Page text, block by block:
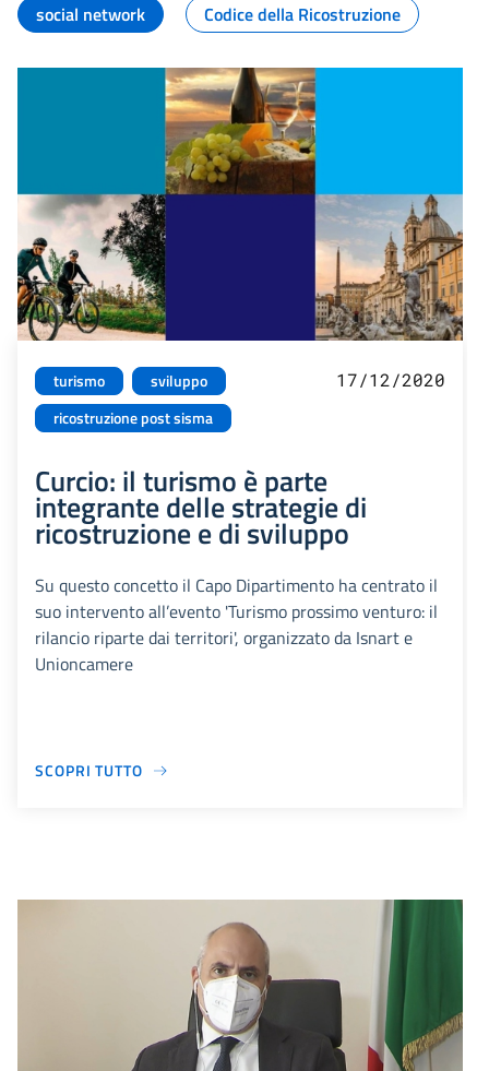
social network
Codice della Ricostruzione
turismo
sviluppo
ricostruzione post sisma
17/12/2020
Curcio: il turismo è parte
integrante delle strategie di
ricostruzione e di sviluppo
Su questo concetto il Capo Dipartimento ha centrato il
suo intervento all’evento 'Turismo prossimo venturo: il
rilancio riparte dai territori', organizzato da Isnart e
Unioncamere
SCOPRI TUTTO